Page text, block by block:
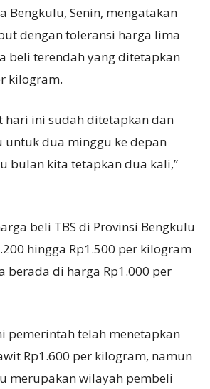
Bengkulu, Senin, mengatakan
dengan toleransi harga lima
beli terendah yang ditetapkan
kilogram.
hari ini sudah ditetapkan dan
untuk dua minggu ke depan
bulan kita tetapkan dua kali,”
beli TBS di Provinsi Bengkulu
hingga Rp1.500 per kilogram
berada di harga Rp1.000 per
pemerintah telah menetapkan
Rp1.600 per kilogram, namun
merupakan wilayah pembeli